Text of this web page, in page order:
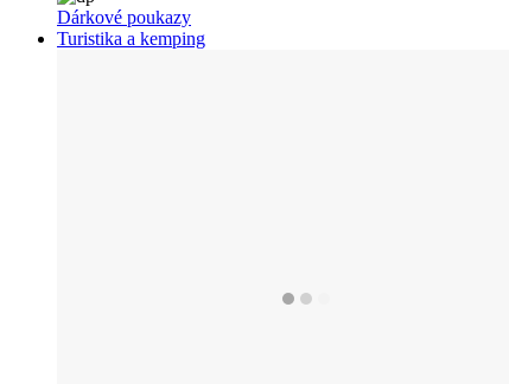
Dárkové poukazy
Turistika a kemping